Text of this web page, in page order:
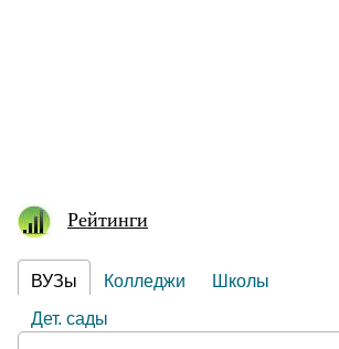
Рейтинги
ВУЗы Колледжи
Школы
Дет. сады